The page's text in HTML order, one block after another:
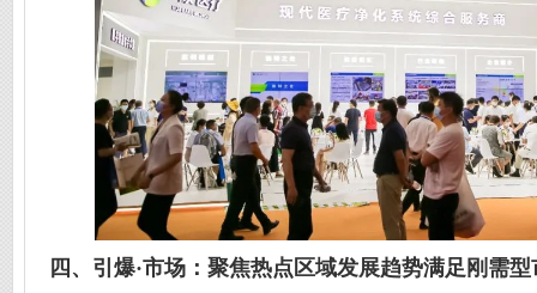
四、引爆·市场：聚焦热点区域发展趋势满足刚需